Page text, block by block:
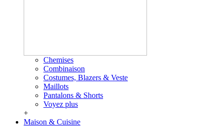
Chemises
Combinaison
Costumes, Blazers & Veste
Maillots
Pantalons & Shorts
Voyez plus
+
Maison & Cuisine